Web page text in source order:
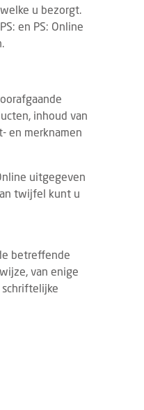
u bezorgt.
en PS: Online
inhoud van
en merknamen
uitgegeven
twijfel kunt u
betreffende
van enige
FOOD DRINKS
Dudok Rotterdam
Breakfast
Dudok. Met de
Breakfast geeft Dudok